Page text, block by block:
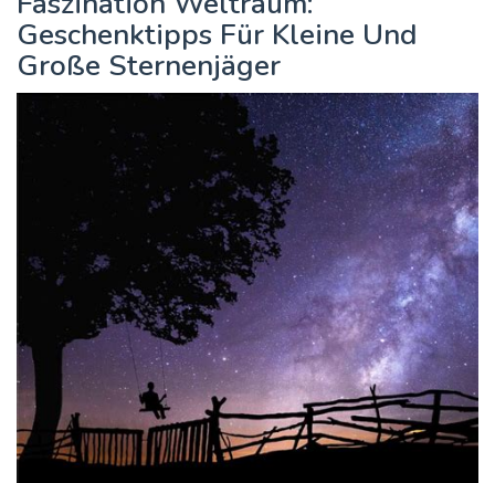
Geschenktipps Für Kleine Und
Große Sternenjäger